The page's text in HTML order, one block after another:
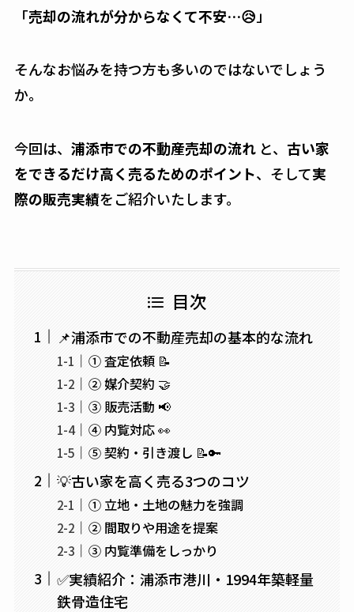
「売却の流れが分からなくて不安…😥 」
そんなお悩みを持つ方も多いのではないでしょう
か。
今回は、 浦添市での不動産売却の流れと、 古い家
をできるだけ高く売るためのポイント、そして実
際の販売実績をご紹介いたします。
目次
📌浦添市での不動産売却の基本的な流れ
① 査定依頼 📝
② 媒介契約 🤝
③ 販売活動 📢
④ 内覧対応 👀
⑤ 契約・引き渡し 📝🔑
💡古い家を高く売る3つのコツ
① 立地・土地の魅力を強調
② 間取りや用途を提案
③ 内覧準備をしっかり
✅実績紹介：浦添市港川・1994年築軽量
鉄骨造住宅